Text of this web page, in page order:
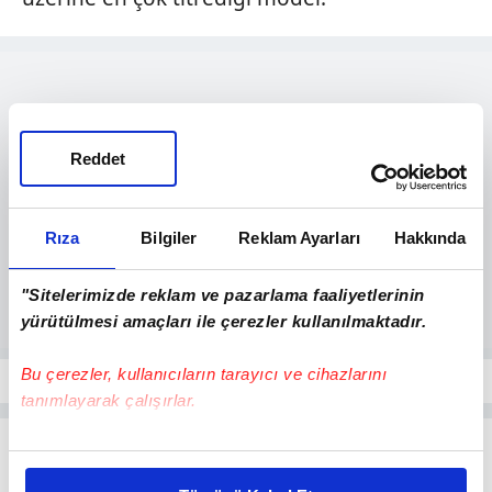
Rıza Bilgiler Reklam Ayarları Hakkında
"Sitelerimizde reklam ve pazarlama faaliyetlerinin
yürütülmesi amaçları ile çerezler kullanılmaktadır.
Bu çerezler, kullanıcıların tarayıcı ve cihazlarını
tanımlayarak çalışırlar.
Bu çerezlere izin vermeniz halinde sizlere özel
Reddet